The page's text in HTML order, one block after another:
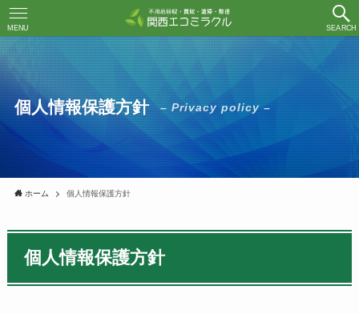
SEARCH
MENU
個人情報保護方針 – Privacy policy –
ホーム 個人情報保護方針
個人情報保護方針